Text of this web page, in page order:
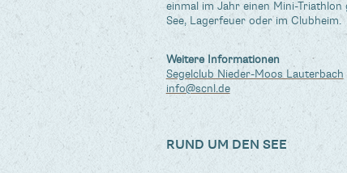
einmal im Jahr einen Mini-Triathlon
See, Lagerfeuer oder im Clubheim.
Weitere Informationen
Segelclub Nieder-Moos Lauterbach
info@scnl.de
RUND UM DEN SEE